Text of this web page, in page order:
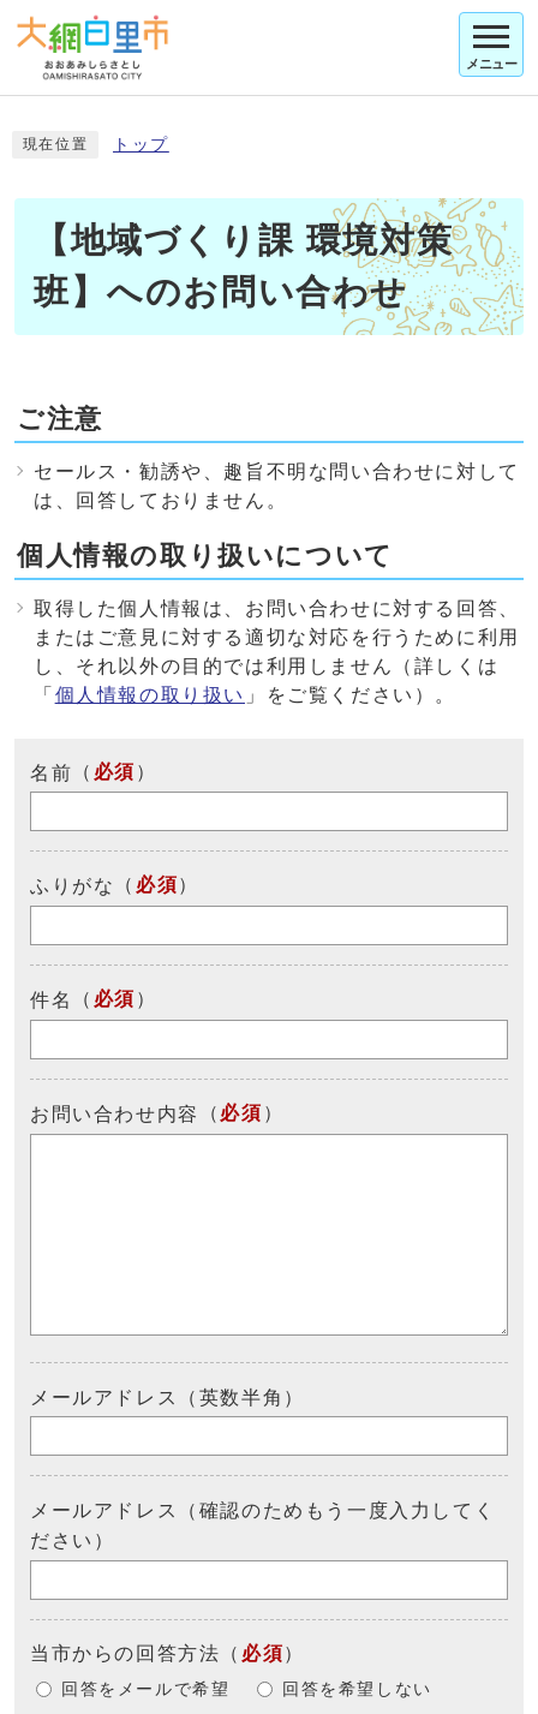
メニュー
現在位置 トップ
【地域づくり課 環境対策
班】へのお問い合わせ
ご注意
セールス・勧誘や、趣旨不明な問い合わせに対して
は、回答しておりません。
個人情報の取り扱いについて
取得した個人情報は、お問い合わせに対する回答、
またはご意見に対する適切な対応を行うために利用
し、それ以外の目的では利用しません（詳しくは
「 個人情報の取り扱い 」をご覧ください）。
名前 （ 必須 ）
ふりがな （ 必須）
件名 （ 必須 ）
お問い合わせ内容 （ 必須 ）
メールアドレス（英数半角）
メールアドレス（確認のためもう一度入力してく
ださい）
当市からの回答方法 （ 必須）
回答をメールで希望 回答を希望しない